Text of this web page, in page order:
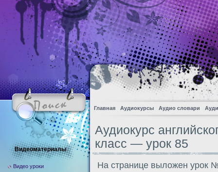
Главная Аудиокурсы Аудио словари
Аудиокурс
класс — урок 85
На странице выложен урок
Видеоматериалы
Видео уроки